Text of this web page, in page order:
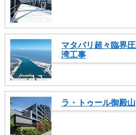
マタバリ超々臨界
湾工事
ラ・トゥール御殿山